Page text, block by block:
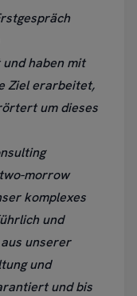
haben mit
Ziel erarbeitet,
um dieses
morrow
komplexes
und
unserer
und
und bis